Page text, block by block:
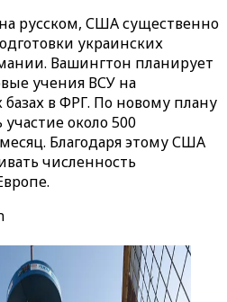
русском, США существенно
украинских
Вашингтон планирует
учения ВСУ на
в ФРГ. По новому плану
около 500
Благодаря этому США
численность